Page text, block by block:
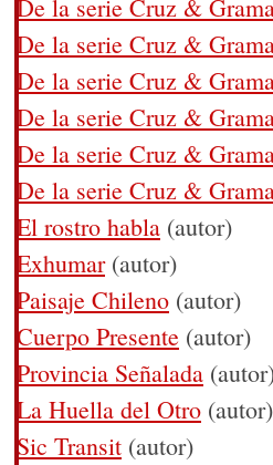
De la serie Cruz &
De la serie Cruz &
De la serie Cruz &
De la serie Cruz &
De la serie Cruz &
De la serie Cruz &
El rostro habla (autor)
Exhumar(autor)
Paisaje Chileno (autor)
Cuerpo Presente (autor)
Provincia Señalada
La Huella del Otro (autor)
Sic Transit (autor)